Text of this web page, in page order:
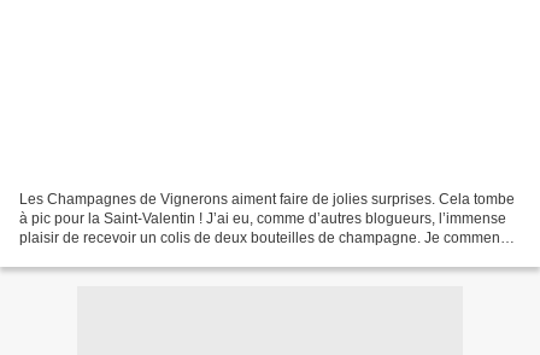
Les Champagnes de Vignerons aiment faire de jolies surprises. Cela tombe
à pic pour la Saint-Valentin ! J’ai eu, comme d’autres blogueurs, l’immense
plaisir de recevoir un colis de deux bouteilles de champagne. Je commence